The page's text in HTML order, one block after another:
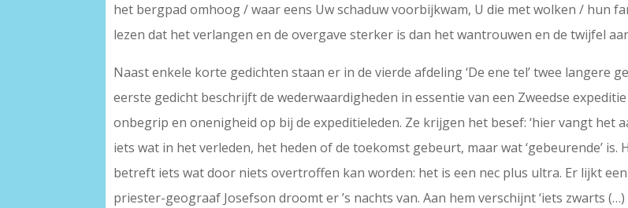
het bergpad omhoog / waar eens Uw schaduw voorbijkwam, U die met wolken / hun
lezen dat het verlangen en de overgave sterker is dan het wantrouwen en de twijfel
Naast enkele korte gedichten staan er in de vierde afdeling ‘De ene tel’ twee langere
eerste gedicht beschrijft de wederwaardigheden in essentie van een Zweedse
onbegrip en onenigheid op bij de expeditieleden. Ze krijgen het besef: ‘hier vangt het
iets wat in het verleden, het heden of de toekomst gebeurt, maar wat ‘gebeurende’
betreft iets wat door niets overtroffen kan worden: het is een nec plus ultra. Er lijkt
priester-geograaf Josefson droomt er ’s nachts van. Aan hem verschijnt ‘iets zwarts